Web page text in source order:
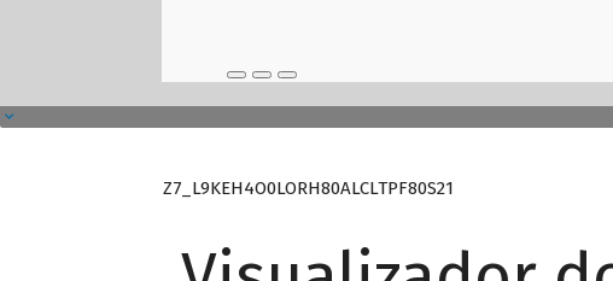
Z7_L9KEH4O0LORH80ALCLTPF80S21